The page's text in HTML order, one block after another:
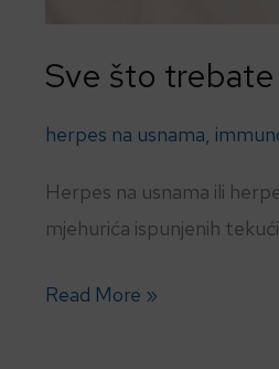
Sve što
herpes na usnama,
Herpes na usnama ili
mjehurića ispunjenih
Read More »